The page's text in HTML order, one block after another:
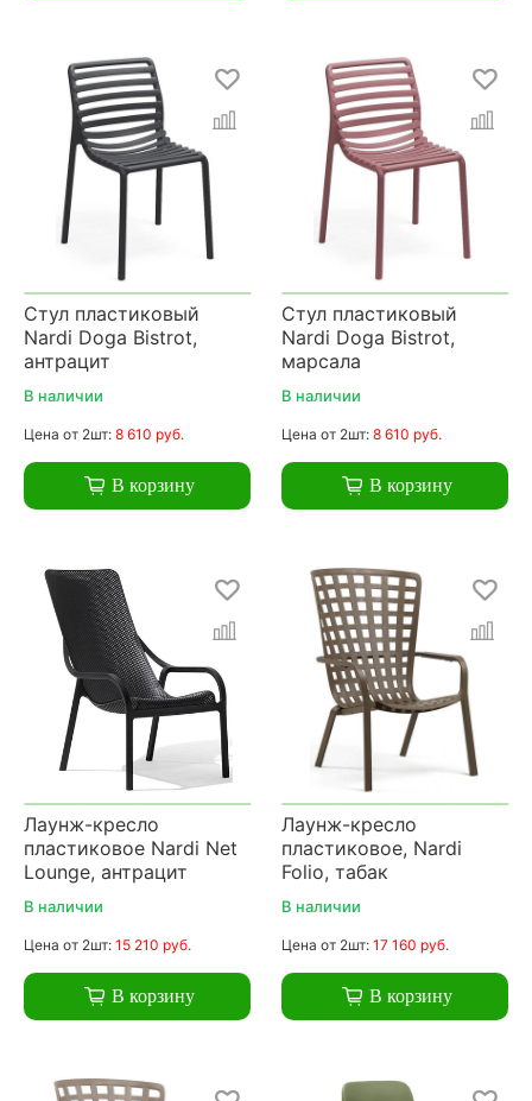
Стул пластиковый
Nardi Doga Bistrot,
антрацит
В наличии
Цена от 2шт: 8 610 руб.
В корзину
Стул пластиковый
Nardi Doga Bistrot,
марсала
В наличии
Цена от 2шт: 8 610 руб.
В корзину
Лаунж-кресло
пластиковое Nardi Net
Lounge, антрацит
В наличии
Цена от 2шт: 15 210 руб.
В корзину
Лаунж-кресло
пластиковое, Nardi
Folio, табак
В наличии
Цена от 2шт: 17 160 руб.
В корзину